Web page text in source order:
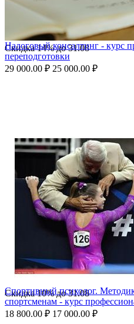
Скидка14%до31.08
Налоговый консалтинг - курс
переподготовки
29 000.00 ₽ 25 000.00 ₽
Скидка10%до31.08
Спортивный психолог.
спортсменам - курс
18 800.00 ₽ 17 000.00 ₽